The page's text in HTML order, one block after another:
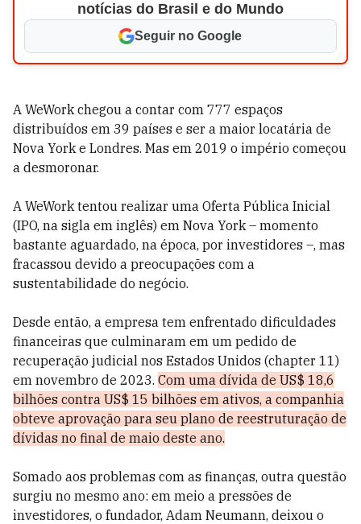
notícias do Brasil e do Mundo
Seguir no Google
A WeWork chegou a contar com 777 espaços
distribuídos em 39 países e ser a maior locatária de
Nova York e Londres. Mas em 2019 o império começou
a desmoronar.
A WeWork tentou realizar uma Oferta Pública Inicial
(IPO, na sigla em inglês) em Nova York – momento
bastante aguardado, na época, por investidores –, mas
fracassou devido a preocupações com a
sustentabilidade do negócio.
Desde então, a empresa tem enfrentado dificuldades
financeiras que culminaram em um pedido de
recuperação judicial nos Estados Unidos (chapter 11)
em novembro de 2023. Com uma dívida de US$ 18,6
bilhões contra US$ 15 bilhões em ativos, a companhia
obteve aprovação para seu plano de reestruturação de
dívidas no final de maio deste ano.
Somado aos problemas com as finanças, outra questão
surgiu no mesmo ano: em meio a pressões de
investidores, o fundador, Adam Neumann, deixou o